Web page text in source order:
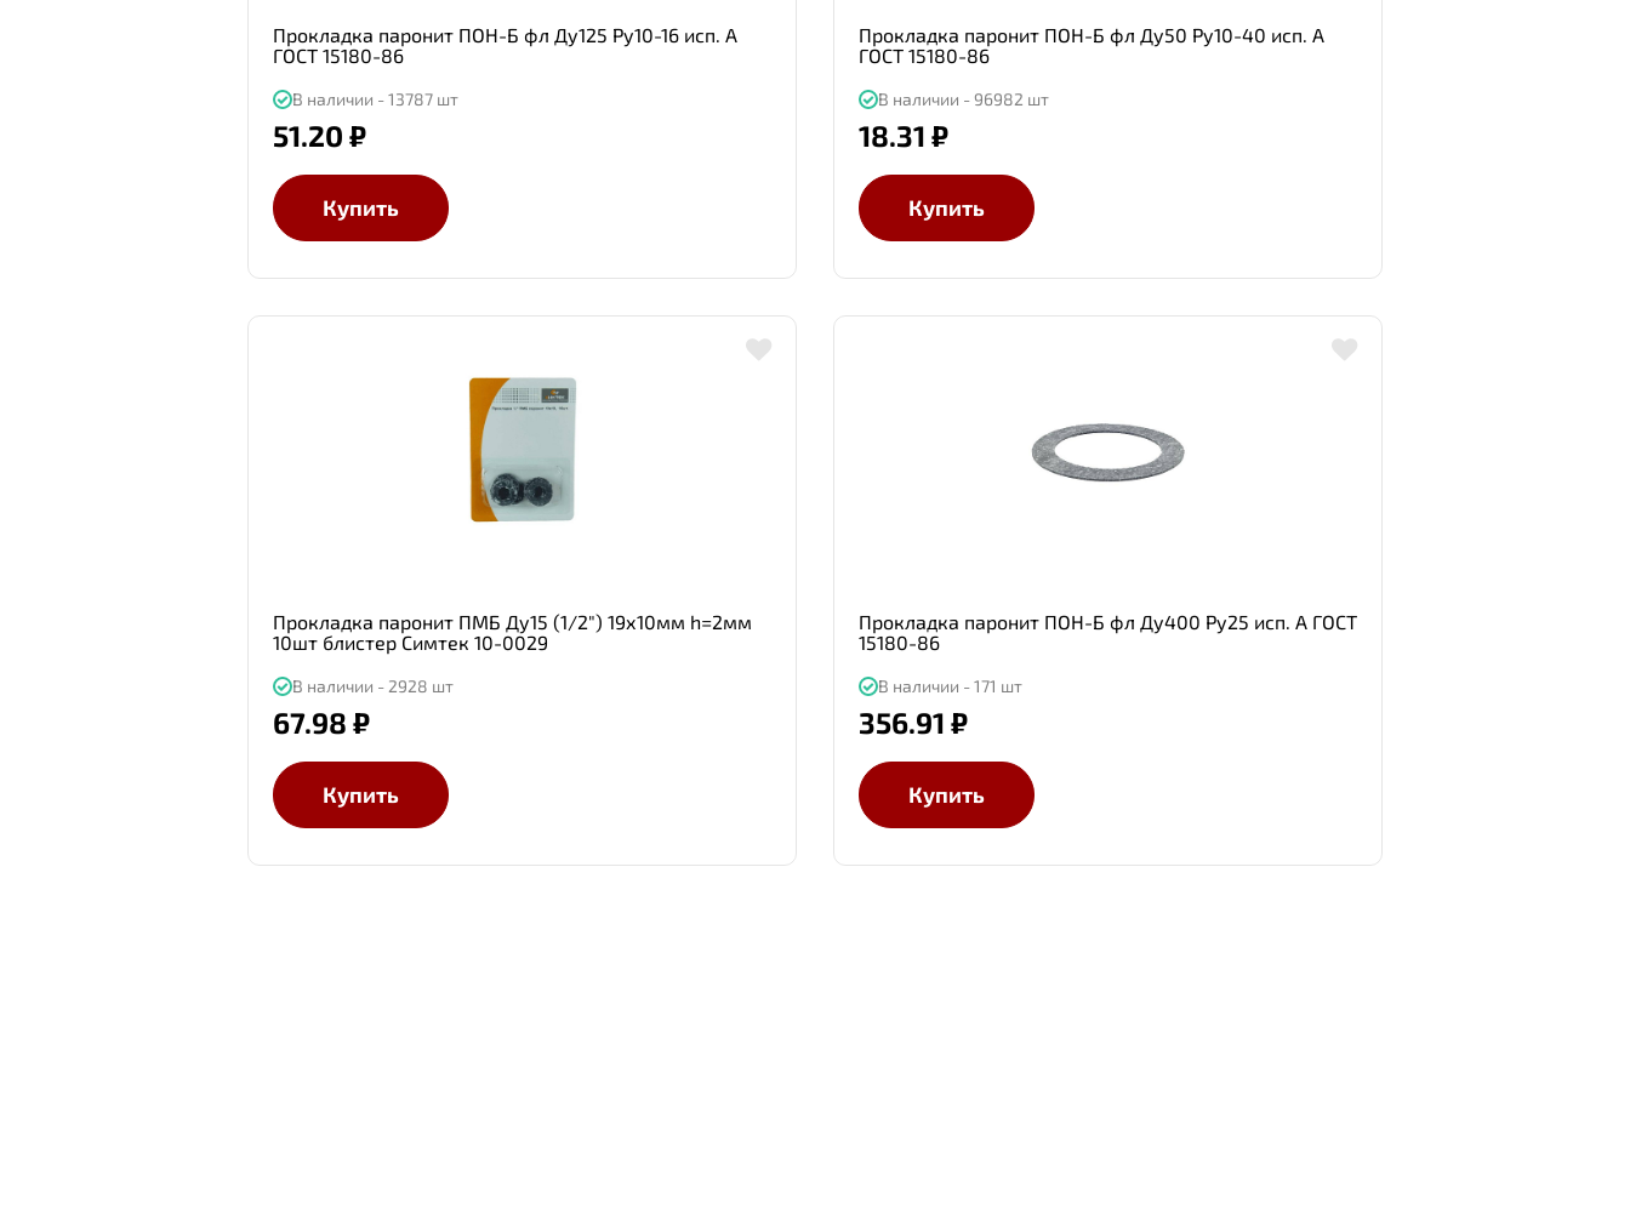
Прокладка паронит ПОН-Б фл Ду125 Ру10-16 исп. А
ГОСТ 15180-86
В наличии - 13787 шт
51.20 ₽
Купить
Прокладка паронит ПОН-Б фл Ду50 Ру10-40 исп. А
ГОСТ 15180-86
В наличии - 96982 шт
18.31 ₽
Купить
Прокладка паронит ПМБ Ду15 (1/2") 19х10мм h=2мм
10шт блистер Симтек 10-0029
В наличии - 2928 шт
67.98 ₽
Купить
Прокладка паронит ПОН-Б фл Ду400 Ру25 исп. А ГОСТ
15180-86
В наличии - 171 шт
356.91 ₽
Купить